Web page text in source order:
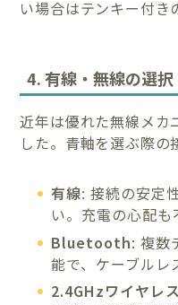
い場合はテンキー付き
4. 有線・無線の選択
近年は優れた無線メカ
した。青軸を選ぶ際の
有線: 接続の安定
い。充電の心配も
Bluetooth: 複数
能で、ケーブルレ
2.4GHzワイヤレス